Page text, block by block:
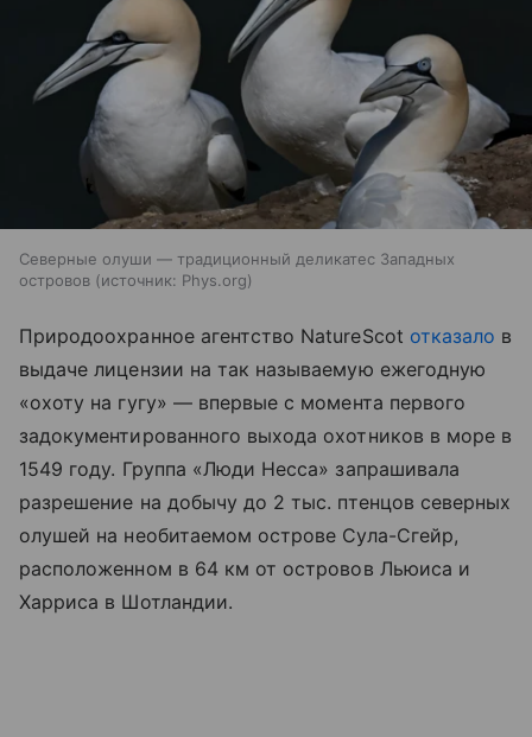
Северные олуши — традиционный деликатес Западных
островов
источник: Phys.org
Природоохранное агентство NatureScot отказало в
выдаче лицензии на так называемую ежегодную
«охоту на гугу» — впервые с момента первого
задокументированного выхода охотников в море в
1549 году. Группа «Люди Несса» запрашивала
разрешение на добычу до 2 тыс. птенцов северных
олушей на необитаемом острове Сула-Сгейр,
расположенном в 64 км от островов Льюиса и
Харриса в Шотландии.